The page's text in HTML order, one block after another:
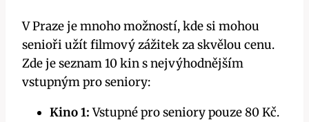
V Praze je mnoho možností, kde si mohou
senioři užít filmový zážitek za skvělou cenu.
Zde je seznam 10 kin s nejvýhodnějším
vstupným pro seniory:
Kino 1:Vstupné pro seniory pouze 80 Kč.